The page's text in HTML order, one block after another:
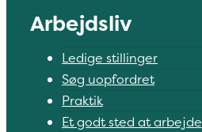
Arbejdsliv
Ledige stillinger
Søg uopfordret
Praktik
Et godt sted at arbejde